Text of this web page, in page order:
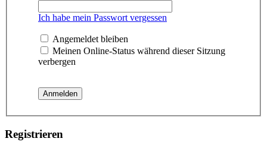
Ich habe mein Passwort vergessen
Angemeldet bleiben
Meinen Online-Status während dieser Sitzung
verbergen
Registrieren